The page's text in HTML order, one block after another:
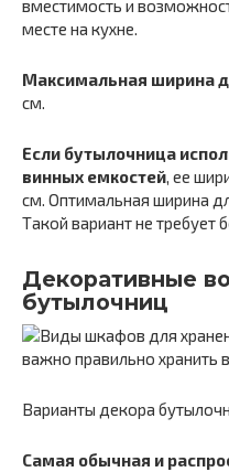
вместимость и
месте на кухне.
Максимальная ширина
см.
Если бутылочница
винных емкостей, ее
см. Оптимальная ширина
Такой вариант не
Декоративные
бутылочниц
Варианты декора
Самая обычная и